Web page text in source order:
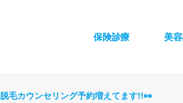
保険診療 美
脱毛カウンセリング予約増えてます!!👀